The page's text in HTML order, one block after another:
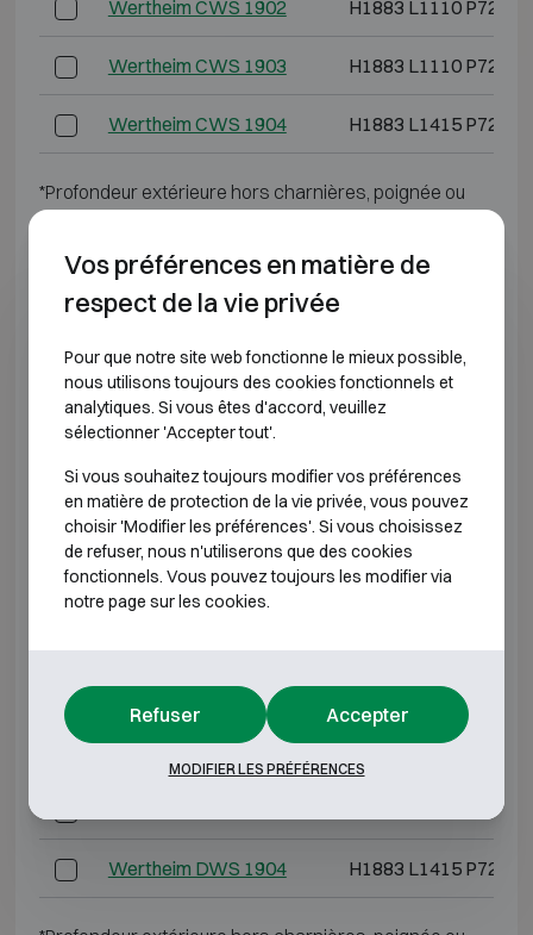
Wertheim CWS 1902 H1883 L1110 P725
Wertheim CWS 1903 H1883 L1110 P725
Wertheim CWS 1904 H1883 L1415 P725
*Profondeur extérieure hors charnières, poignée ou
CLASSE DE RÉSISTANCE À L'EFFRACTION 4
Modèle Dimensions extérieures
Wertheim DWS 0849 H848 L645 P565
Wertheim DWS 1000 H1003 L810 P725
Wertheim DWS 1200 H1193 L810 P725
Wertheim DWS 1901 H1883 L810 P725
H1883 L1110 P725
Wertheim DWS 1904 H1883 L1415 P725
Vos préférences en matière de
respect de la vie privée
Pour que notre site web fonctionne le mieux possible,
nous utilisons toujours des cookies fonctionnels et
analytiques. Si vous êtes d'accord, veuillez
sélectionner 'Accepter tout'.
Si vous souhaitez toujours modifier vos préférences
en matière de protection de la vie privée, vous pouvez
choisir 'Modifier les préférences'. Si vous choisissez
de refuser, nous n'utiliserons que des cookies
fonctionnels. Vous pouvez toujours les modifier via
notre page sur les cookies.
Refuser Accepter
MODIFIER LES PRÉFÉRENCES